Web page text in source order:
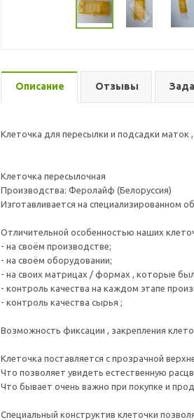
Описание Отзывы
Клеточка для пересылки и подсадки
Клеточка пересылочная
Производства: Феролайф (Белоруссия)
Изготавливается на специализированном
Отличительной особенностью наших
- на своём производстве;
- на своём оборудовании;
- на своих матрицах / формах , которые
- контроль качества на каждом этапе
- контроль качества сырья ;
Возможность фиксации , закрепления
Клеточка поставляется с прозрачной
Что позволяет увидеть естественную
Что бывает очень важно при покупке и
Специальный конструктив клеточки